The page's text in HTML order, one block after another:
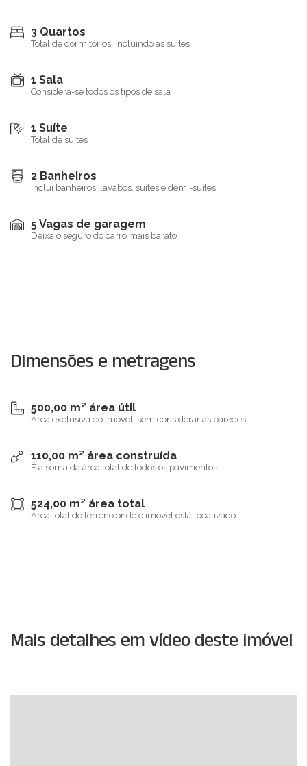
3 Quartos
Total de dormitórios, incluindo as suítes
1 Sala
Considera-se todos os tipos de sala
1 Suíte
Total de suítes
2 Banheiros
Inclui banheiros, lavabos, suítes e demi-suítes
5 Vagas de garagem
Deixa o seguro do carro mais barato
Dimensões e metragens
500,00 m² área útil
Área exclusiva do imóvel, sem considerar as paredes
110,00 m² área construída
É a soma da área total de todos os pavimentos
524,00 m² área total
Área total do terreno onde o imóvel está localizado
Mais detalhes em vídeo deste imóvel